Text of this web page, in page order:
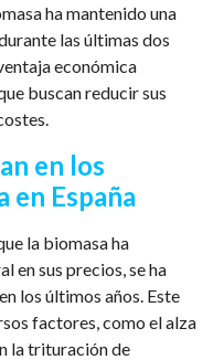
ha mantenido una
las últimas dos
económica
buscan reducir sus
en los
en España
la biomasa ha
en sus precios, se ha
los últimos años. Este
factores, como el alza
la trituración de